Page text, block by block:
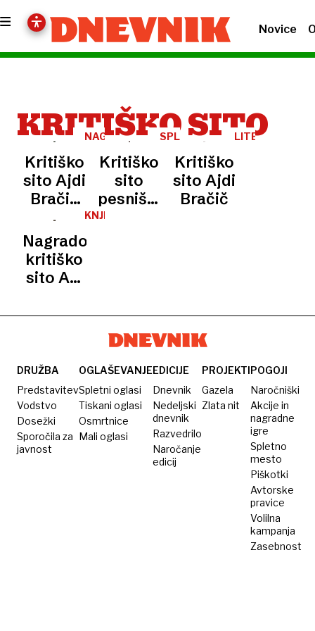
Novice
KRITIŠKO SITO
NAGRADA
Kritiško
sito Ajdi
Bračič
za
roman
Kresničevje
SPLOŠNO
Kritiško
sito
pesniški
LITERATURA
Kritiško
sito Ajdi
Bračič
KNJIGA
Nagrado
kritiško
sito Ani
za
DRUŽBA
Predstavitev
Vodstvo
Dosežki
Sporočila za
javnost
OGLAŠEVANJE
Spletni oglasi
Tiskani oglasi
Osmrtnice
Mali oglasi
EDICIJE
Dnevnik
Nedeljski
dnevnik
Razvedrilo
Naročanje
edicij
PROJEKTI
Gazela
Zlata nit
POGOJI
Naročniški
Akcije in
nagradne
igre
Spletno
mesto
Piškotki
Avtorske
pravice
Volilna
kampanja
Zasebnost